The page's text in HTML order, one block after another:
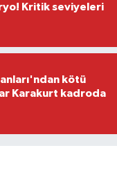
Kritik seviyeleri
kötü
Karakurt kadroda